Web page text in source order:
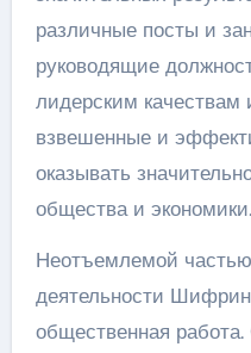
различные посты и
руководящие
лидерским
взвешенные и
оказывать
общества и экономики.
Неотъемлемой
деятельности
общественная